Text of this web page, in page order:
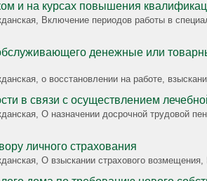
и на курсах повышения
Включение периодов работы в
товарные ценности, дают основание для утраты
о восстановлении на работе,
в связи с осуществлением
О назначении досрочной
личного страхования
О взыскании страхового